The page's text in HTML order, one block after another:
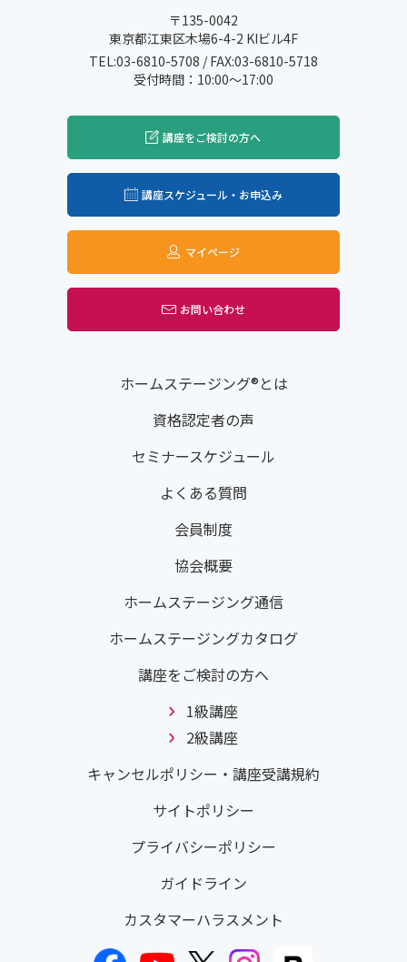
〒135-0042
東京都江東区木場6-4-2 KIビル4F
TEL:03-6810-5708 / FAX:03-6810-5718
受付時間：10:00～17:00
講座をご検討の方へ
講座スケジュール・お申込み
マイページ
お問い合わせ
ホームステージング®とは
資格認定者の声
セミナースケジュール
よくある質問
会員制度
協会概要
ホームステージング通信
ホームステージングカタログ
講座をご検討の方へ
1級講座
2級講座
キャンセルポリシー・講座受講規約
サイトポリシー
プライバシーポリシー
ガイドライン
カスタマーハラスメント